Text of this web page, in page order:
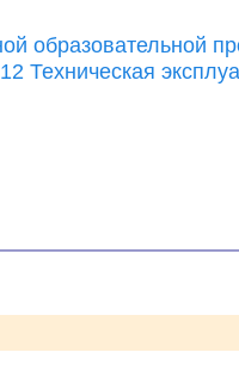
образовательной
Техническая